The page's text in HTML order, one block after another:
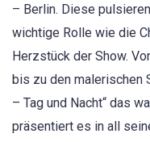
– Berlin. Diese
wichtige Rolle wie die
Herzstück der Show.
bis zu den malerischen
– Tag und Nacht“ das
präsentiert es in all